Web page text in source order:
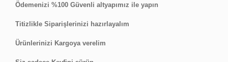
Ödemenizi %100 Güvenli altyapımız ile yapın
Titizlikle Siparişlerinizi hazırlayalım
Ürünlerinizi Kargoya verelim